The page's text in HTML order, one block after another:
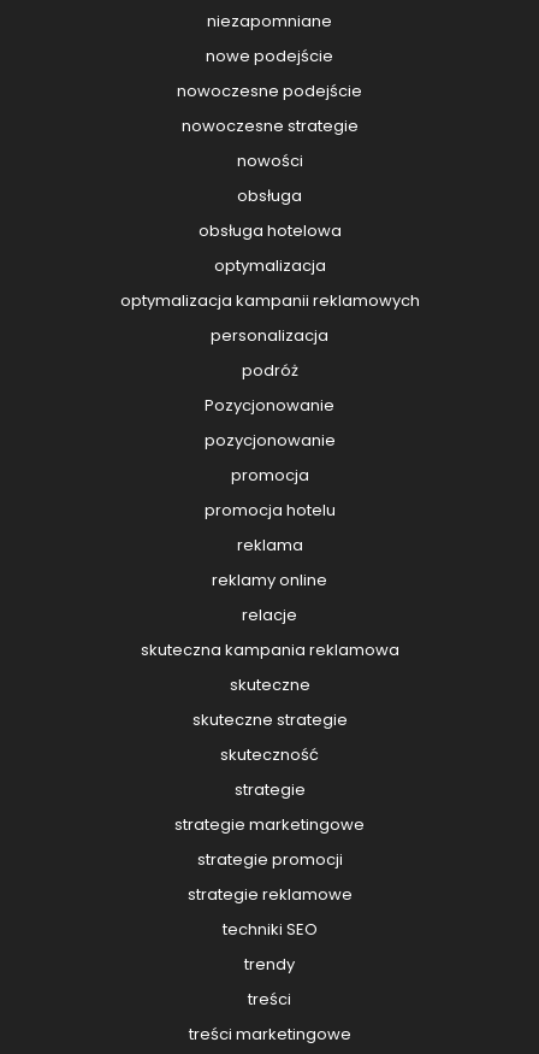
niezapomniane
nowe podejście
nowoczesne podejście
nowoczesne strategie
nowości
obsługa
obsługa hotelowa
optymalizacja
optymalizacja kampanii reklamowych
personalizacja
podróż
Pozycjonowanie
pozycjonowanie
promocja
promocja hotelu
reklama
reklamy online
relacje
skuteczna kampania reklamowa
skuteczne
skuteczne strategie
skuteczność
strategie
strategie marketingowe
strategie promocji
strategie reklamowe
techniki SEO
trendy
treści
treści marketingowe